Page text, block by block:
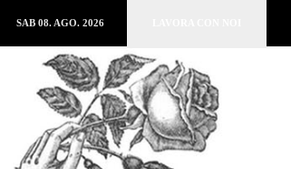
SAB 08. AGO. 2026